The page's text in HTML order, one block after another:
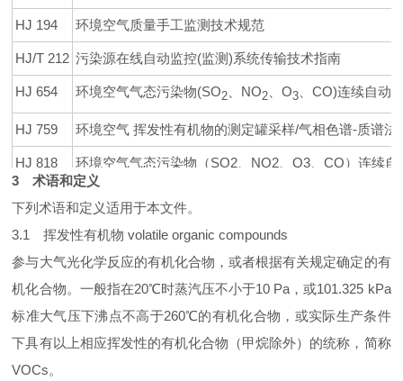
HJ 194 环境空气质量手工监测技术规范
HJ/T 212 污染源在线自动监控(监测)系统传输技术指南
HJ 654 环境空气气态污染物(SO2 、NO2 、O3 、CO)连续自动
HJ 759 环境空气 挥发性有机物的测定罐采样/气相色谱-质谱法
HJ 818 环境空气气态污染物（SO2、NO2、O3、CO）连续
3 术语和定义
下列术语和定义适用于本文件。
3.1 挥发性有机物 volatile organic compounds
参与大气光化学反应的有机化合物，或者根据有关规定确定的有
机化合物。一般指在20℃时蒸汽压不小于10 Pa，或101.325 kPa
标准大气压下沸点不高于260℃的有机化合物，或实际生产条件
下具有以上相应挥发性的有机化合物（甲烷除外）的统称，简称
VOCs。